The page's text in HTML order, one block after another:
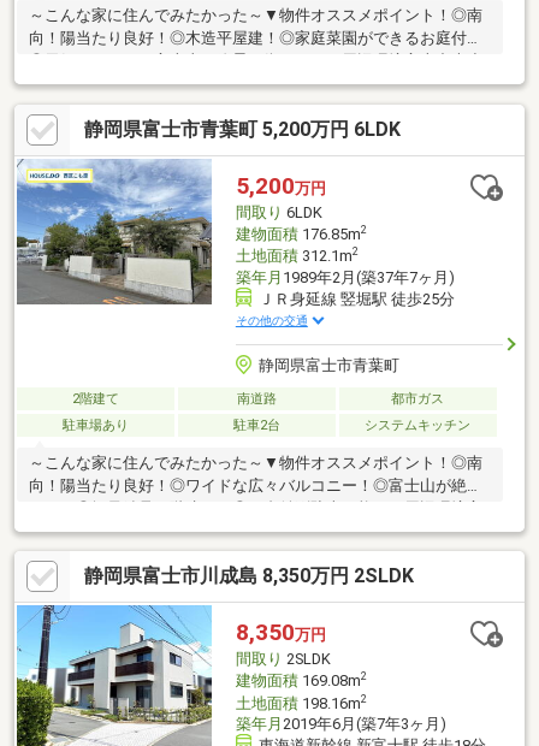
～こんな家に住んでみたかった～▼物件オススメポイント！◎南
向！陽当たり良好！◎木造平屋建！◎家庭菜園ができるお庭付！
学校まで徒歩10分富士中学校まで徒歩17分ドン・キホーテUNY富
士中央店まで徒歩7分ミニストップ富士青葉町店まで徒歩3分▼▽
当店はこんなお店です▽▼今から見たいも対応！＃女性スタッフ
も在籍で安心♪＃ベテランスタッフのいる安心のお店！＃
Instagramでのルームツアー投稿などの発信！どなたでも相談しや
すいお店を目指しています♪測量前につき面積の変動の可能性があ
ります
静岡県富士市青葉町 5,200万円 6LDK
5,200万円
間取り 6LDK
建物面積176.85m2
土地面積312.1m2
築年月 1989年2月(築37年7ヶ月)
ＪＲ身延線 竪堀駅 徒歩25分
その他の交通
静岡県富士市青葉町
2階建て 南道路
都市ガス
駐車場あり
駐車2台 システムキッチン
～こんな家に住んでみたかった～▼物件オススメポイント！◎南
向！陽当たり良好！◎ワイドな広々バルコニー！◎富士山が絶景
です！◎軽量鉄骨２階建て！◎２台並列駐車可能！▼周辺環境富
士中央小学校まで徒歩10分富士中学校まで徒歩17分ドン・キホー
テUNY富士中央店まで徒歩7分ミニストップ富士青葉町店まで徒歩
3分▼▽当店はこんなお店です▽▼今から見たいも対応！＃女性ス
タッフも在籍で安心♪＃ベテランスタッフのいる安心のお店！＃
Instagramでのルームツアー投稿などの発信！どなたでも相談しや
すいお店を目指しています♪測量前につき面積の変動の可能性があ
ります
静岡県富士市川成島 8,350万円 2SLDK
8,350万円
間取り 2SLDK
建物面積169.08m2
土地面積198.16m2
築年月 2019年6月(築7年3ヶ月)